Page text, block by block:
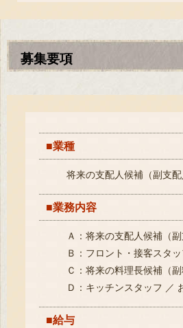
募集要項
■業種
将来の支配人候補（副支
■業務内容
Ａ：将来の支配人候補（
Ｂ：フロント・接客スタ
Ｃ：将来の料理長候補（
Ｄ：キッチンスタッフ ／
■給与